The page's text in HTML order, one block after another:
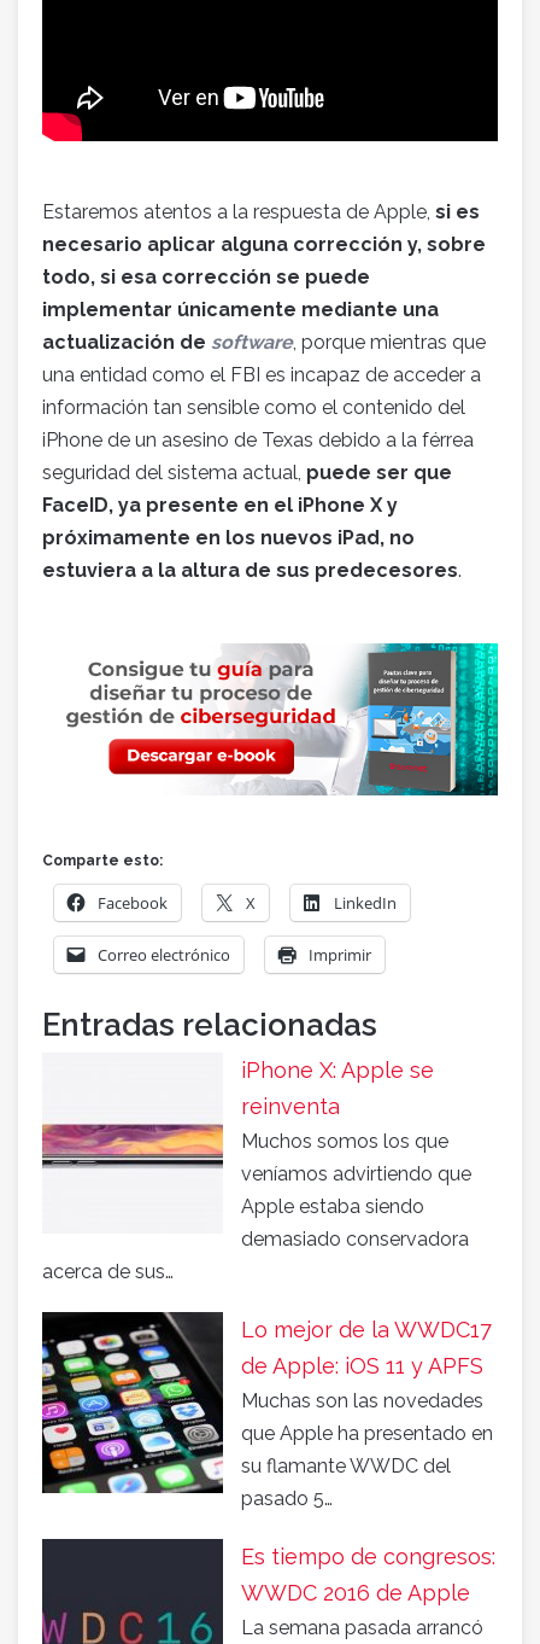
Estaremos atentos a la respuesta de Apple, si es
necesario aplicar alguna corrección y, sobre
todo, si esa corrección se puede
implementar únicamente mediante una
actualización de software, porque mientras que
una entidad como el FBI es incapaz de acceder a
información tan sensible como el contenido del
iPhone de un asesino de Texas debido a la férrea
seguridad del sistema actual, puede ser que
FaceID, ya presente en el iPhone X y
próximamente en los nuevos iPad, no
estuviera a la altura de sus predecesores.
Comparte esto:
Facebook X LinkedIn
Correo electrónico Imprimir
Entradas relacionadas
iPhone X: Apple se
reinventa
Muchos somos los que
veníamos advirtiendo que
Apple estaba siendo
demasiado conservadora
acerca de sus…
Lo mejor de la WWDC17
de Apple: iOS 11 y APFS
Muchas son las novedades
que Apple ha presentado en
su flamante WWDC del
pasado 5…
Es tiempo de congresos:
WWDC 2016 de Apple
La semana pasada arrancó